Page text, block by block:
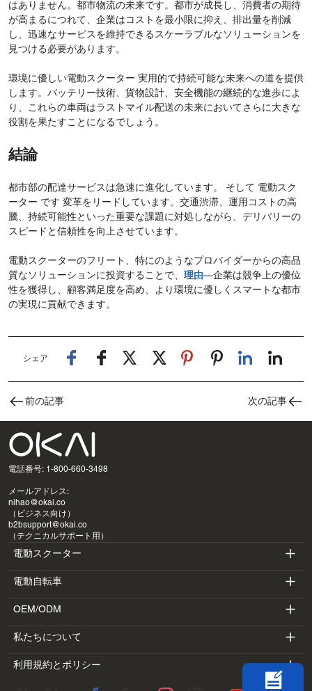
はありません。都市物流の未来です。都市が成長し、消費者の期待
が高まるにつれて、企業はコストを最小限に抑え、排出量を削減
し、迅速なサービスを維持できるスケーラブルなソリューションを
見つける必要があります。
環境に優しい電動スクーター 実用的で持続可能な未来への道を提供
します。バッテリー技術、貨物設計、安全機能の継続的な進歩によ
り、これらの車両はラストマイル配送の未来においてさらに大きな
役割を果たすことになるでしょう。
結論
都市部の配達サービスは急速に進化しています。 そして 電動スク
ーター です 変革をリードしています。交通渋滞、運用コストの高
騰、持続可能性といった重要な課題に対処しながら、デリバリーの
スピードと信頼性を向上させています。
電動スクーターのフリート、特にのようなプロバイダーからの高品
質なソリューションに投資することで、 理由—企業は競争上の優位
性を獲得し、顧客満足度を高め、より環境に優しくスマートな都市
の実現に貢献できます。
シェア
前の記事 次の記事
電話番号: 1-800-660-3498
メールアドレス:
nihao@okai.co
（ビジネス向け）
b2bsupport@okai.co
（テクニカルサポート用）
電動スクーター
ES400A
ES410
ES600P
電動自転車
EB100B
EB300
EB100B V3
OEM/ODM
SV3
BV5
私たちについて
導入
利用規約とポリシー